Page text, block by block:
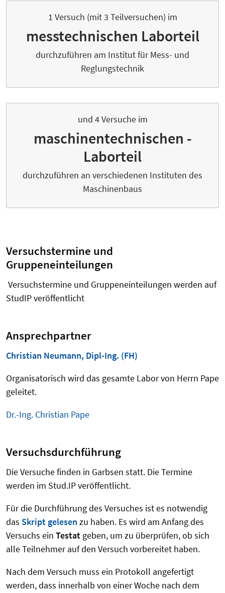
1 Versuch (mit 3 Teilversuchen) im
messtechnischen ­Laborteil
durchzuführen am Institut für Mess- und
Reglungstechnik
und 4 Versuche im
maschinentechnischen ­
Laborteil
durchzuführen an verschiedenen Instituten des
Maschinenbaus
Versuchstermine und
Gruppeneinteilungen
Versuchstermine und Gruppeneinteilungen werden auf
StudIP veröffentlicht
Ansprechpartner
Christian Neumann, Dipl-Ing. (FH)
Organisatorisch wird das gesamte Labor von Herrn Pape
geleitet.
Dr.-Ing. Christian Pape
Versuchsdurchführung
Die Versuche finden in Garbsen statt. Die Termine
werden im Stud.IP veröffentlicht.
Für die Durchführung des Versuches ist es notwendig
das Skript gelesen zu haben. Es wird am Anfang des
Versuchs ein Testat geben, um zu überprüfen, ob sich
alle Teilnehmer auf den Versuch vorbereitet haben.
Nach dem Versuch muss ein Protokoll angefertigt
werden, dass innerhalb von einer Woche nach dem